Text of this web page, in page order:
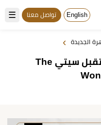
☰ English تواصل معنا
الجديدة ›
كمبوند ذا وندر مارك المستقبل سيتي The